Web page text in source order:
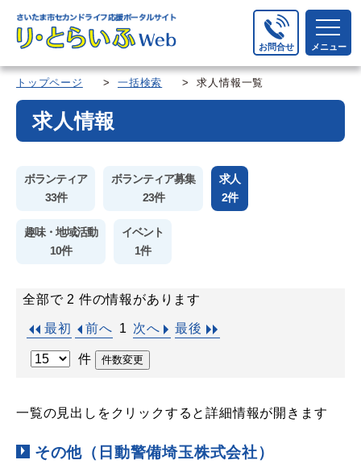
お問合せ メニュー
トップページ >一括検索 > 求人情報一覧
求人情報
ボランティア
33件
ボランティア募集
23件
求人
2件
趣味・地域活動
10件
イベント
1件
全部で 2 件の情報があります
最初 前へ 1 次へ 最後
件 件数変更
一覧の見出しをクリックすると詳細情報が開きます
その他（日動警備埼玉株式会社）